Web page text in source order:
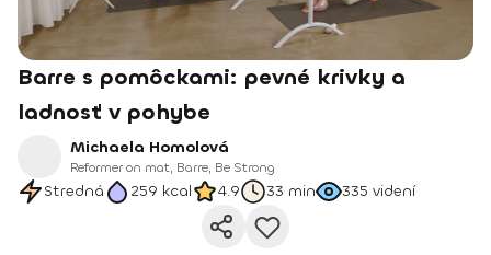
Barre s pomôckami: pevné krivky a
ladnosť v pohybe
Michaela Homolová
Reformer on mat, Barre, Be Strong
Stredná 259 kcal 4.9 33 min 335 videní